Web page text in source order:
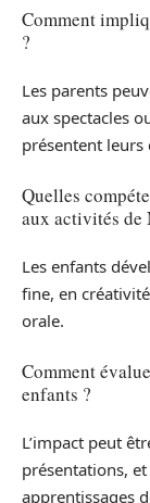
Comment
?
Les parents
aux spectacles
présentent leurs
Quelles
aux activités de
Les enfants
fine, en
orale.
Comment
enfants ?
L’impact peut
présentations,
apprentissages